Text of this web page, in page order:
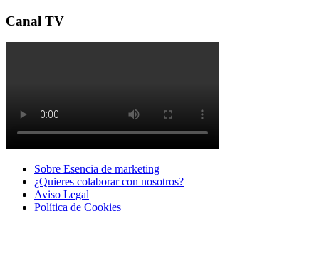
Canal TV
Sobre Esencia de marketing
¿Quieres colaborar con nosotros?
Aviso Legal
Polí­tica de Cookies